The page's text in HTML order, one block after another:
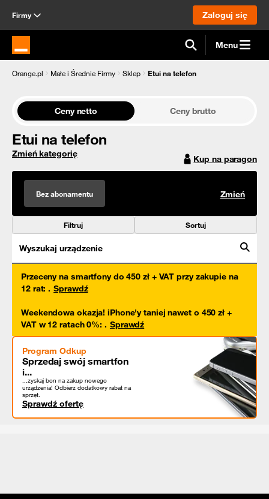
Firmy Zaloguj się
Strona główna Orange.pl Menu
Orange.pl Małe i Średnie Firmy Sklep Etui na telefon
Ceny netto Ceny brutto
Etui na telefon
Zmień kategorię Kup na paragon
Bez abonamentu Zmień
Filtruj Sortuj
Wyszukaj urządzenie
Przeceny na smartfony do 450 zł + VAT przy zakupie na
12 rat: . Sprawdź
Weekendowa okazja! iPhone'y taniej nawet o 450 zł +
VAT w 12 ratach 0%: . Sprawdź
Program Odkup
Sprzedaj swój smartfon
i...
...zyskaj bon na zakup nowego
urządzenia! Odbierz dodatkowy rabat na
sprzęt.
Sprawdź ofertę